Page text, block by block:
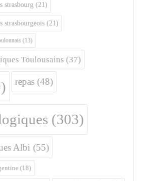
strasbourg (21)
strasbourgeois (21)
(13)
Toulousains (37)
repas (48)
(303)
Albi (55)
(18)